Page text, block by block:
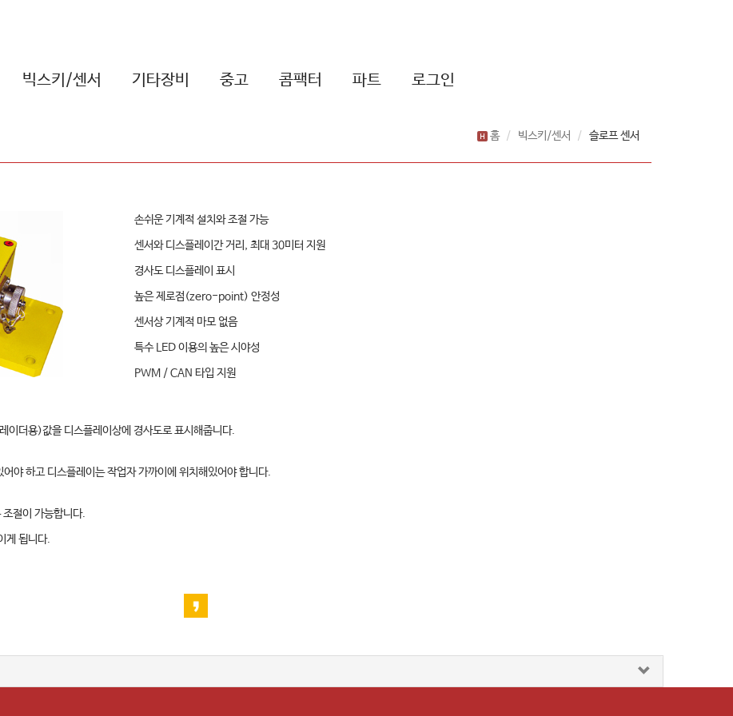
빅스키/센서 기타장비 중고 콤팩터 파트 로그인
홈 빅스키/센서 슬로프 센서
손쉬운 기계적 설치와 조절 가능
센서와 디스플레이간 거리, 최대 30미터 지원
경사도 디스플레이 표시
높은 제로점(zero-point) 안정성
센서상 기계적 마모 없음
특수 LED 이용의 높은 시야성
PWM / CAN 타입 지원
이더용)값을 디스플레이상에 경사도로 표시해줍니다.
야 하고 디스플레이는 작업자 가까이에 위치해있어야 합니다.
절이 가능합니다.
게 됩니다.